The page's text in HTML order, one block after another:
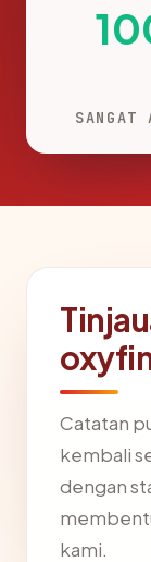
SANGAT
Catatan
kembali
dengan
kami.